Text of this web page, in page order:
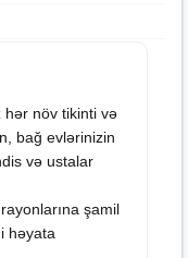
hər növ tikinti və
bağ evlərinizin
və ustalar
şamil
həyata